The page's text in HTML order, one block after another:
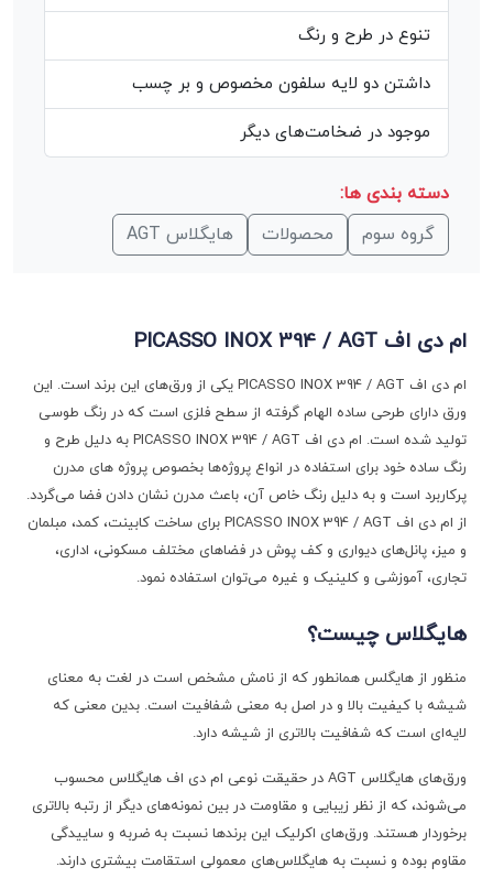
تنوع در طرح و رنگ
داشتن دو لايه سلفون مخصوص و بر چسب
موجود در ضخامت‌های دیگر
دسته بندی ها:
گروه سوم
محصولات هایگلاس AGT
ام دی اف PICASSO INOX 394 / AGT
ام دی اف PICASSO INOX 394 / AGT یکی از ورق‌های این برند است. این
ورق دارای طرحی ساده الهام گرفته از سطح فلزی است که در رنگ طوسی
تولید شده است. ام دی اف PICASSO INOX 394 / AGT به دلیل طرح و
رنگ ساده خود برای استفاده در انواع پروژه‌ها بخصوص پروژه های مدرن
پرکاربرد است و به دلیل رنگ خاص آن، باعث مدرن نشان دادن فضا می‌گردد.
از ام دی اف PICASSO INOX 394 / AGT برای ساخت کابینت، کمد، مبلمان
و میز، پانل‌های دیواری و کف پوش در فضا‌های مختلف مسکونی، اداری،
تجاری، آموزشی و کلینیک و غیره می‌توان استفاده نمود.
هایگلاس چیست؟
منظور از هایگلس همانطور که از نامش مشخص است در لغت به معنای
شیشه با کیفیت بالا و در اصل به معنی شفافیت است. بدین معنی که
لایه‌ای است که شفافیت بالا‌تری از شیشه دارد.
ورق‌های هایگلاس AGT در حقیقت نوعی ام دی اف هایگلاس محسوب
می‌شوند، که از نظر زیبایی و مقاومت در بین نمونه‌های دیگر از رتبه بالا‌تری
برخوردار هستند. ورق‌های اکرلیک این برند‌ها نسبت به ضربه و ساییدگی
مقاوم بوده و نسبت به هایگلاس‌های معمولی استقامت بیشتری دارند.